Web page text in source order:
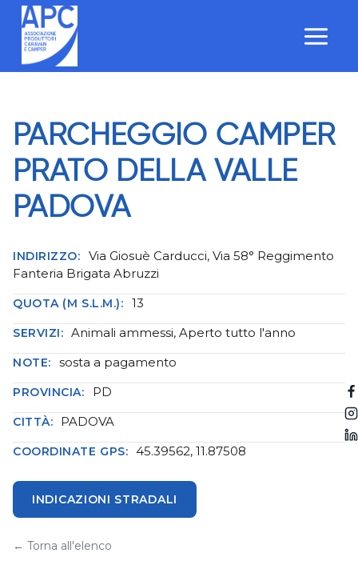
Salta
contenuto
PARCHEGGIO CAMPER
PRATO DELLA VALLE
PADOVA
INDIRIZZO:
Via Giosuè Carducci, Via 58° Reggimento
Fanteria Brigata Abruzzi
QUOTA (M S.L.M.): 13
SERVIZI: Animali ammessi, Aperto tutto l'anno
NOTE: sosta a pagamento
PROVINCIA: PD
CITTÀ: PADOVA
COORDINATE GPS: 45.39562, 11.87508
INDICAZIONI STRADALI
← Torna all'elenco